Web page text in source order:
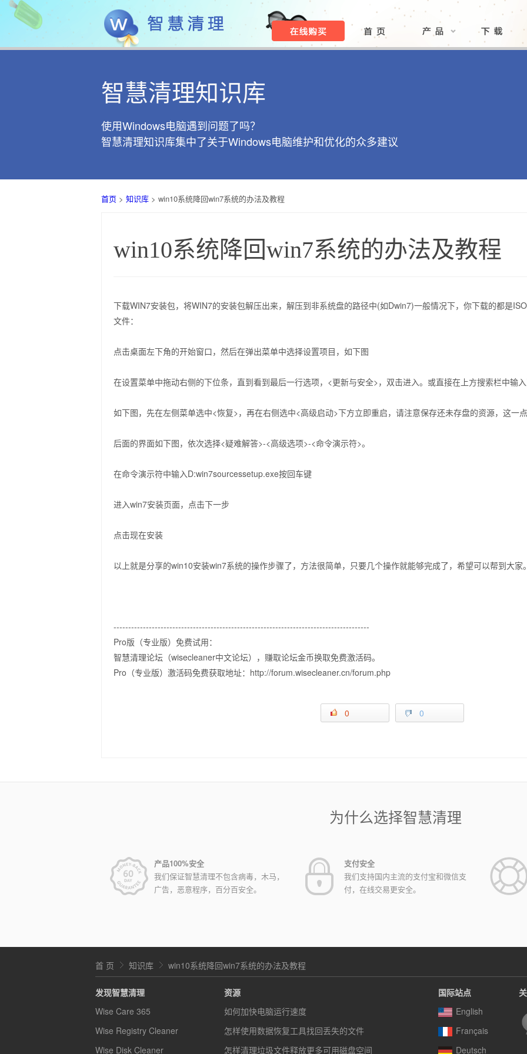
智慧清理知识库
使用Windows电脑遇到问题了吗？
智慧清理知识库集中了关于Windows电脑维护和优化的众多建议
首页 > 知识库 > win10系统降回win7系统的办法及教程
win10系统降回win7系统的办法及教程
下载WIN7安装包，将WIN7的安装包解压出来，解压到非系统盘的路径中(如Dwin7)一般情况下，你下载的都是
文件：
点击桌面左下角的开始窗口，然后在弹出菜单中选择设置项目，如下图
在设置菜单中拖动右侧的下位条，直到看到最后一行选项，<更新与安全>，双击进入。或直接在上方搜索栏中输
如下图，先在左侧菜单选中<恢复>，再在右侧选中<高级启动>下方立即重启，请注意保存还未存盘的资源，这一
后面的界面如下图，依次选择<疑难解答>-<高级选项>-<命令演示符>。
在命令演示符中输入D:win7sourcessetup.exe按回车键
进入win7安装页面，点击下一步
点击现在安装
以上就是分享的win10安装win7系统的操作步骤了，方法很简单，只要几个操作就能够完成了，希望可以帮到大家
---------------------------------------------------------------------------------------
Pro版（专业版）免费试用：
智慧清理论坛（wisecleaner中文论坛），赚取论坛金币换取免费激活码。
Pro（专业版）激活码免费获取地址：http://forum.wisecleaner.cn/forum.php
0 0
为什么选择智慧清理
产品100%安全
我们保证智慧清理不包含病毒，木马，
广告，恶意程序，百分百安全。
支付安全
我们支持国内主流的支付宝和微信支
付，在线交易更安全。
首 页 知识库 win10系统降回win7系统的办法及教程
发现智慧清理
Wise Care 365
Wise Registry Cleaner
Wise Disk Cleaner
资源
如何加快电脑运行速度
怎样使用数据恢复工具找回丢失的文件
怎样清理垃圾文件释放更多可用磁盘空间
国际站点
English
Français
Deutsch